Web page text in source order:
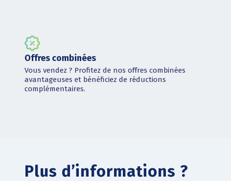
Offres combinées
Vous vendez ? Profitez de nos offres combinées
avantageuses et bénéficiez de réductions
complémentaires.
Plus d’informations ?